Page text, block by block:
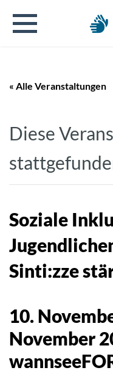
« Alle Veranstaltungen
Diese
Soziale
Sinti:zze
10.
November